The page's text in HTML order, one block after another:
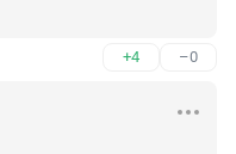
+4 –0